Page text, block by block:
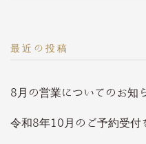
最近の投稿
8月の営業についてのお知
令和8年10月のご予約受付